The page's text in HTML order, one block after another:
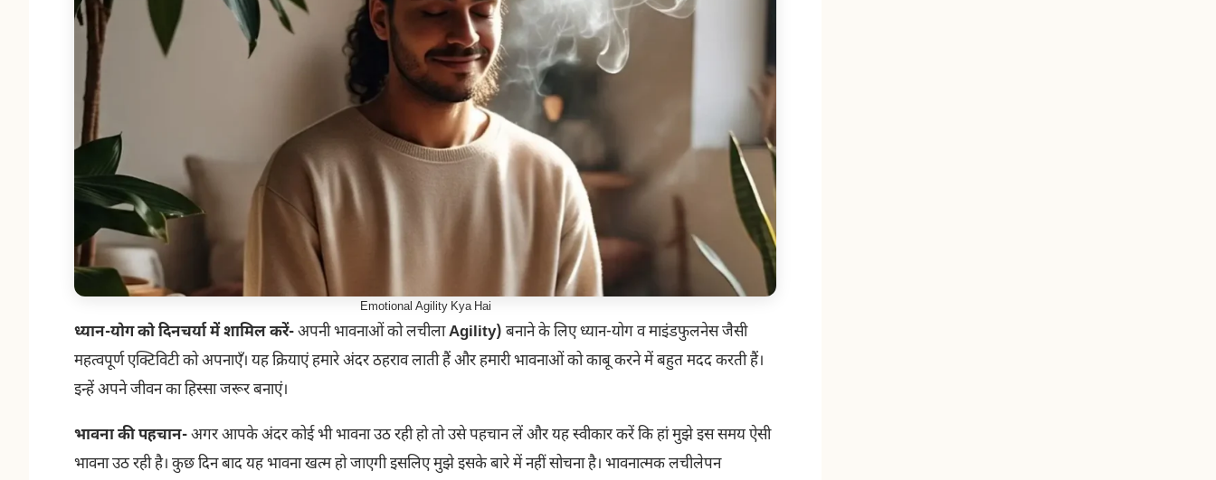
Emotional Agility Kya Hai
ध्यान-योग को दिनचर्या में शामिल करें-अपनी भावनाओं को लचीलाAgility) बनाने के लिए ध्यान-योग व माइंडफुलनेस जैसी
महत्वपूर्ण एक्टिविटी को अपनाएँ। यह क्रियाएं हमारे अंदर ठहराव लाती हैं और हमारी भावनाओं को काबू करने में बहुत मदद करती हैं।
इन्हें अपने जीवन का हिस्सा जरूर बनाएं।
भावना की पहचान-अगर आपके अंदर कोई भी भावना उठ रही हो तो उसे पहचान लें और यह स्वीकार करें कि हां मुझे इस समय ऐसी
भावना उठ रही है। कुछ दिन बाद यह भावना खत्म हो जाएगी इसलिए मुझे इसके बारे में नहीं सोचना है। भावनात्मक लचीलेपन